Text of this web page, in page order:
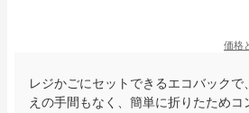
価格
レジかごにセットできるエコバック
えの手間もなく、簡単に折りたためコ